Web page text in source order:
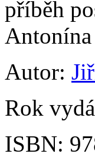
příběh
Autor:
Rok
ISBN: